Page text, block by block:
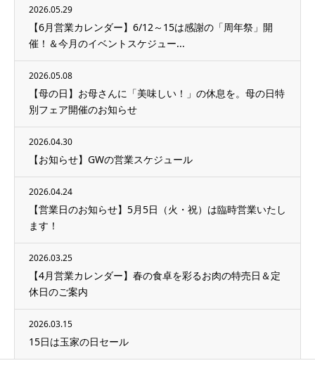
2026.05.29
【6月営業カレンダー】6/12～15は感謝の「周年祭」開
催！＆今月のイベントスケジュー...
2026.05.08
【母の日】お母さんに「美味しい！」の休息を。母の日特
別フェア開催のお知らせ
2026.04.30
【お知らせ】GWの営業スケジュール
2026.04.24
【営業日のお知らせ】5月5日（火・祝）は臨時営業いたし
ます！
2026.03.25
【4月営業カレンダー】春の食卓を彩るお肉の特売日＆定
休日のご案内
2026.03.15
15日は玉家の日セール